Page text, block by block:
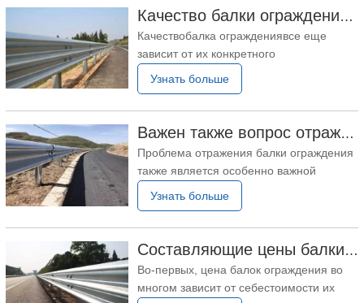
процессе установки ограждения в
проекте главного здания первым шагом
является установка болтов через
фланцы и фундамент. 2. Тщательно
Качество балки ограждения по-прежнему зависит от ее использования.
Качествобалка ограждениявсе еще
зависит от их конкретного
время использования можно по-
или нет. Поэтому важно уделять больше
внимания во время использования и
проводить исследования перед
покупкой. Требования к монтажу балки
Узнать больше
Важен также вопрос отражения от балки ограждения.
Проблема отражения балки ограждения
также является особенно важной
осмотре.Балка ограждениякоторые
обеспечить водителям правильное
направление движения в ночное время,
поэтому важно также обратить внимание
на проверку отражения! Форма
Узнать больше
Составляющие цены балки ограждения
Во-первых, цена балок ограждения во
многом зависит от себестоимости их